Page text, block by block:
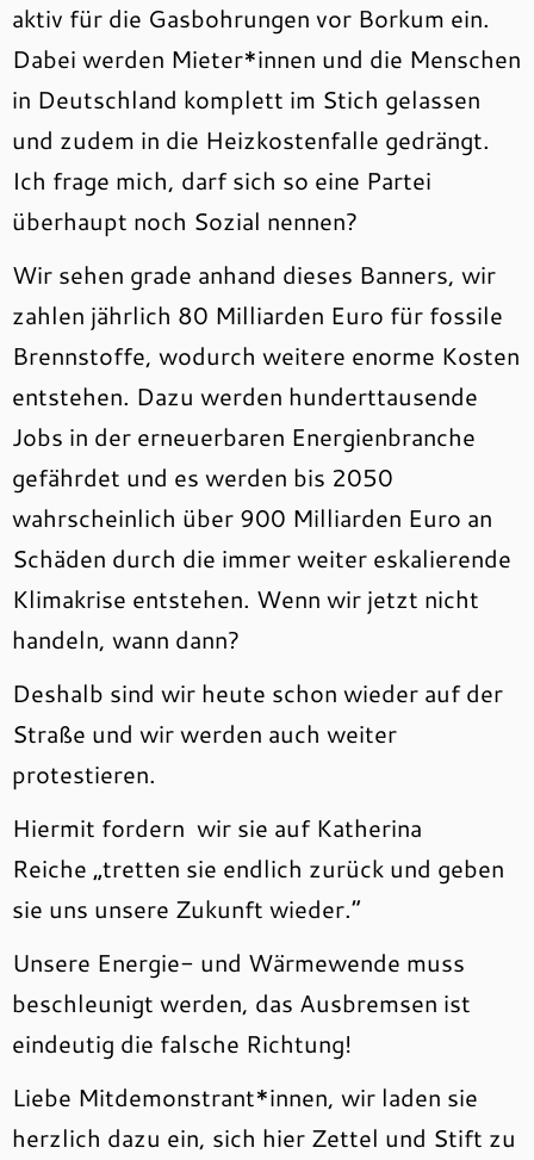
aktiv für die Gasbohrungen vor Borkum ein.
Dabei werden Mieter*innen und die Menschen
in Deutschland komplett im Stich gelassen
und zudem in die Heizkostenfalle gedrängt.
Ich frage mich, darf sich so eine Partei
überhaupt noch Sozial nennen?
Wir sehen grade anhand dieses Banners, wir
zahlen jährlich 80 Milliarden Euro für fossile
Brennstoffe, wodurch weitere enorme Kosten
entstehen. Dazu werden hunderttausende
Jobs in der erneuerbaren Energienbranche
gefährdet und es werden bis 2050
wahrscheinlich über 900 Milliarden Euro an
Schäden durch die immer weiter eskalierende
Klimakrise entstehen. Wenn wir jetzt nicht
handeln, wann dann?
Deshalb sind wir heute schon wieder auf der
Straße und wir werden auch weiter
protestieren.
Hiermit fordern wir sie auf Katherina
Reiche „tretten sie endlich zurück und geben
sie uns unsere Zukunft wieder.“
Unsere Energie- und Wärmewende muss
beschleunigt werden, das Ausbremsen ist
eindeutig die falsche Richtung!
Liebe Mitdemonstrant*innen, wir laden sie
herzlich dazu ein, sich hier Zettel und Stift zu